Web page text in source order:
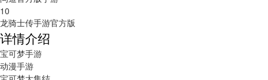
10
龙骑士传手游官方版
详情介绍
宝可梦手游
动漫手游